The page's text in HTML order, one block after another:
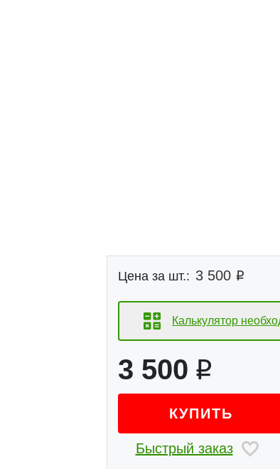
Цена за шт.: 3 500
Калькулятор
3 500
КУПИТЬ
Быстрый заказ